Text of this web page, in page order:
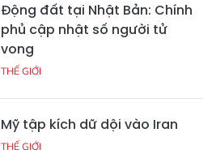
Động đất tại Nhật Bản: Chính
phủ cập nhật số người tử
vong
THẾ GIỚI
Mỹ tập kích dữ dội vào Iran
THẾ GIỚI